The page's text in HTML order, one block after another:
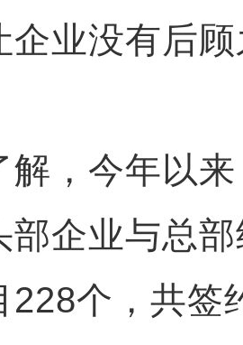
企业没有后
今年以来
部企业与总
228个，共签